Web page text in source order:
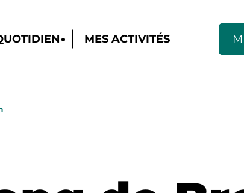
MES ACTIVITÉS